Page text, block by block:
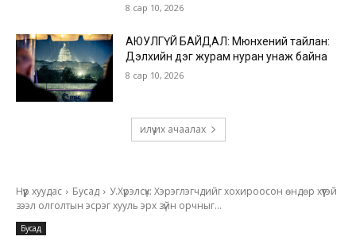
8 сар 10, 2026
АЮУЛГҮЙ БАЙДАЛ: Мюнхений тайлан:
Дэлхийн дэг журам нуран унаж байна
8 сар 10, 2026
илүү их ачаалах